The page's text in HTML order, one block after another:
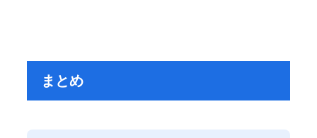
まとめ